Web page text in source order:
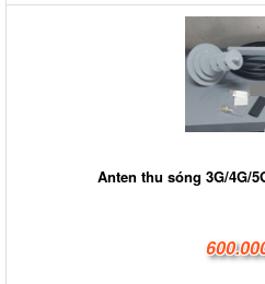
Anten thu sóng 3G/4G/